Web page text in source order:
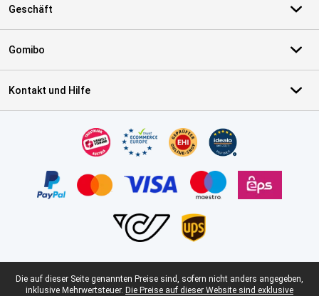
Geschäft
Gomibo
Kontakt und Hilfe
Juristische Fußzeile
Die auf dieser Seite genannten Preise sind, sofern nicht anders angegeben,
inklusive Mehrwertsteuer. Die Preise auf dieser Website sind exklusive